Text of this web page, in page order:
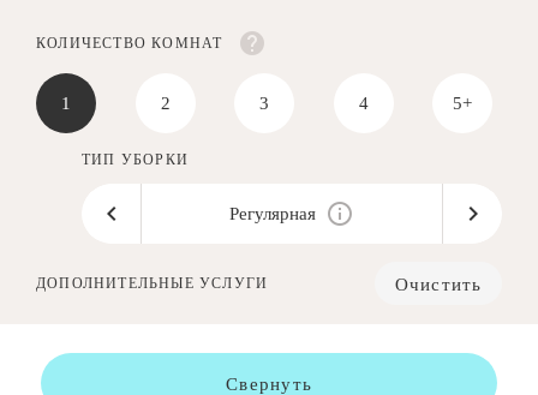
КОЛИЧЕСТВО КОМНАТ
1 2 3 4 5+
ТИП УБОРКИ
Регулярная
ДОПОЛНИТЕЛЬНЫЕ УСЛУГИ Очистить
Свернуть